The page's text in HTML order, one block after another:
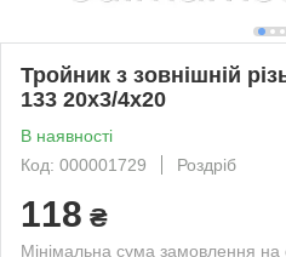
Тройник з зовнішній
133 20x3/4x20
В наявності
Код: 000001729
Роздріб
118 ₴
Мінімальна сума замовлення